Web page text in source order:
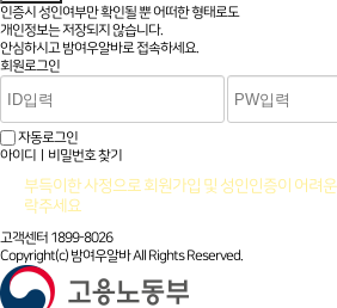
인증시 성인여부만 확인될 뿐어떠한 형태로도
개인정보는 저장되지 않습니다.
안심하시고 밤여우알바로 접속하세요.
회원로그인
자동로그인
아이디ㅣ비밀번호 찾기
부득이한 사정으로 회원가입 및 성인인증이 어려
락주세요
고객센터 1899-8026
Copyright(c) 밤여우알바 All Rights Reserved.